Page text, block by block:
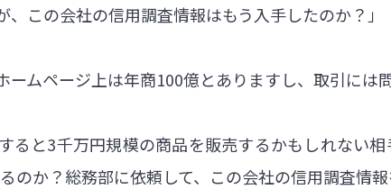
この会社の信用調査情報はもう入手したのか？」
ムページ上は年商100億とありますし、取引には
ると3千万円規模の商品を販売するかもしれない
のか？総務部に依頼して、この会社の信用調査情報